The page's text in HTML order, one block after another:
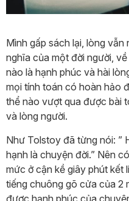
Mình gấp sách lại, lòng
nghĩa của một đời người,
nào là hạnh phúc và hài
mọi tính toán có hoàn hảo
thể nào vượt qua được bài
và lòng người.
Như Tolstoy đã từng nói: ”
hạnh là chuyện đời.” Nên
mức ở cận kề giây phút kết
tiếng chuông gõ cửa của 2